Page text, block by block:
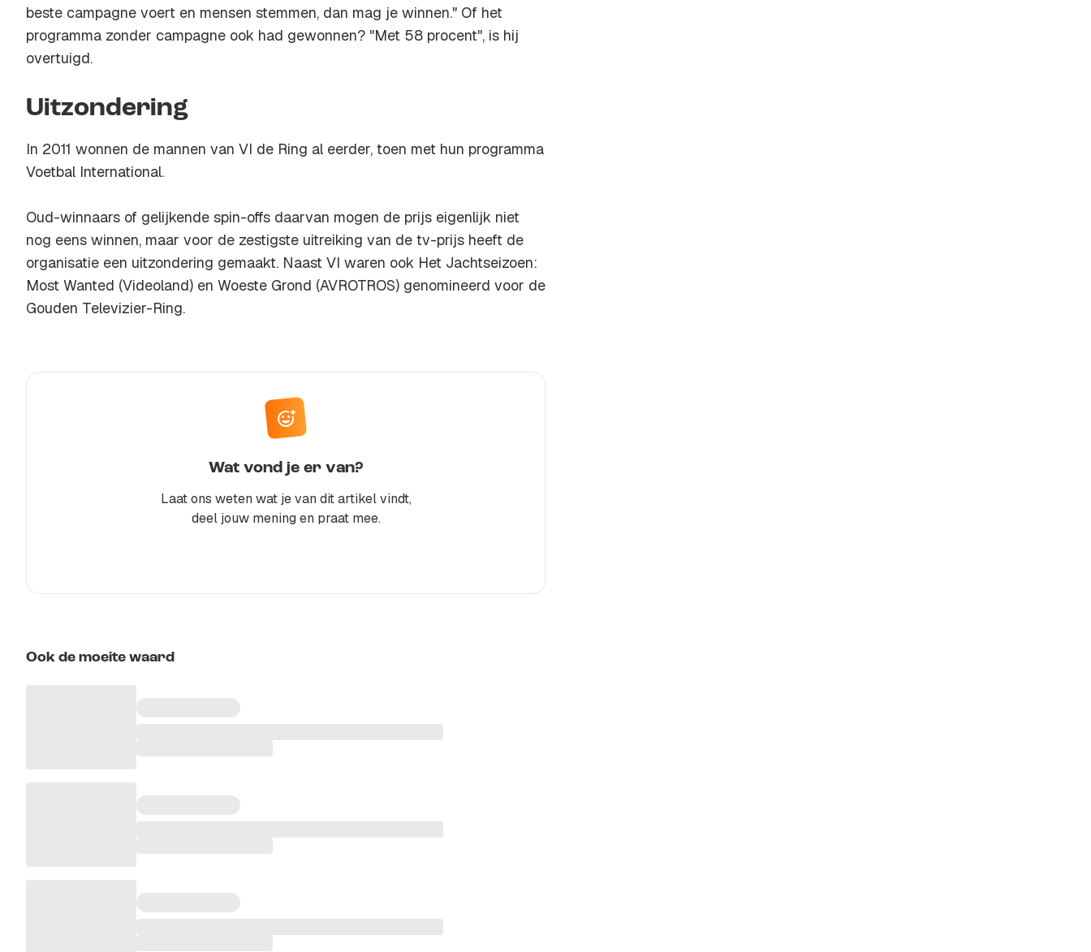
beste campagne voert en mensen stemmen, dan mag je winnen." Of het
programma zonder campagne ook had gewonnen? "Met 58 procent", is hij
overtuigd.
Uitzondering
In 2011 wonnen de mannen van VI de Ring al eerder, toen met hun programma
Voetbal International.
Oud-winnaars of gelijkende spin-offs daarvan mogen de prijs eigenlijk niet
nog eens winnen, maar voor de zestigste uitreiking van de tv-prijs heeft de
organisatie een uitzondering gemaakt. Naast VI waren ook Het Jachtseizoen:
Most Wanted (Videoland) en Woeste Grond (AVROTROS) genomineerd voor de
Gouden Televizier-Ring.
Wat vond je er van?
Laat ons weten wat je van dit artikel vindt,
deel jouw mening en praat mee.
Ook de moeite waard